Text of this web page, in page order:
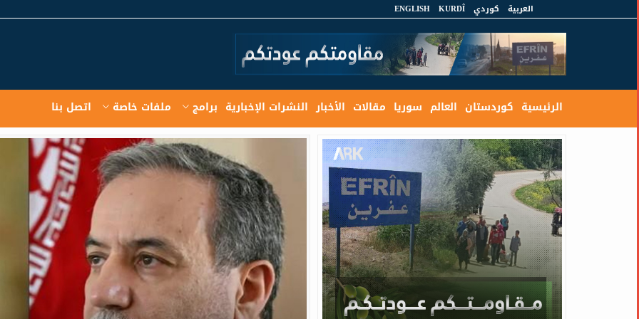
العربية كوردي KURDÎ
ENGLISH
الرئيسية كوردستان العالم سوريا مقالات الأخبار النشرات الإخبارية برامج ملفات خاصة اتصل بنا